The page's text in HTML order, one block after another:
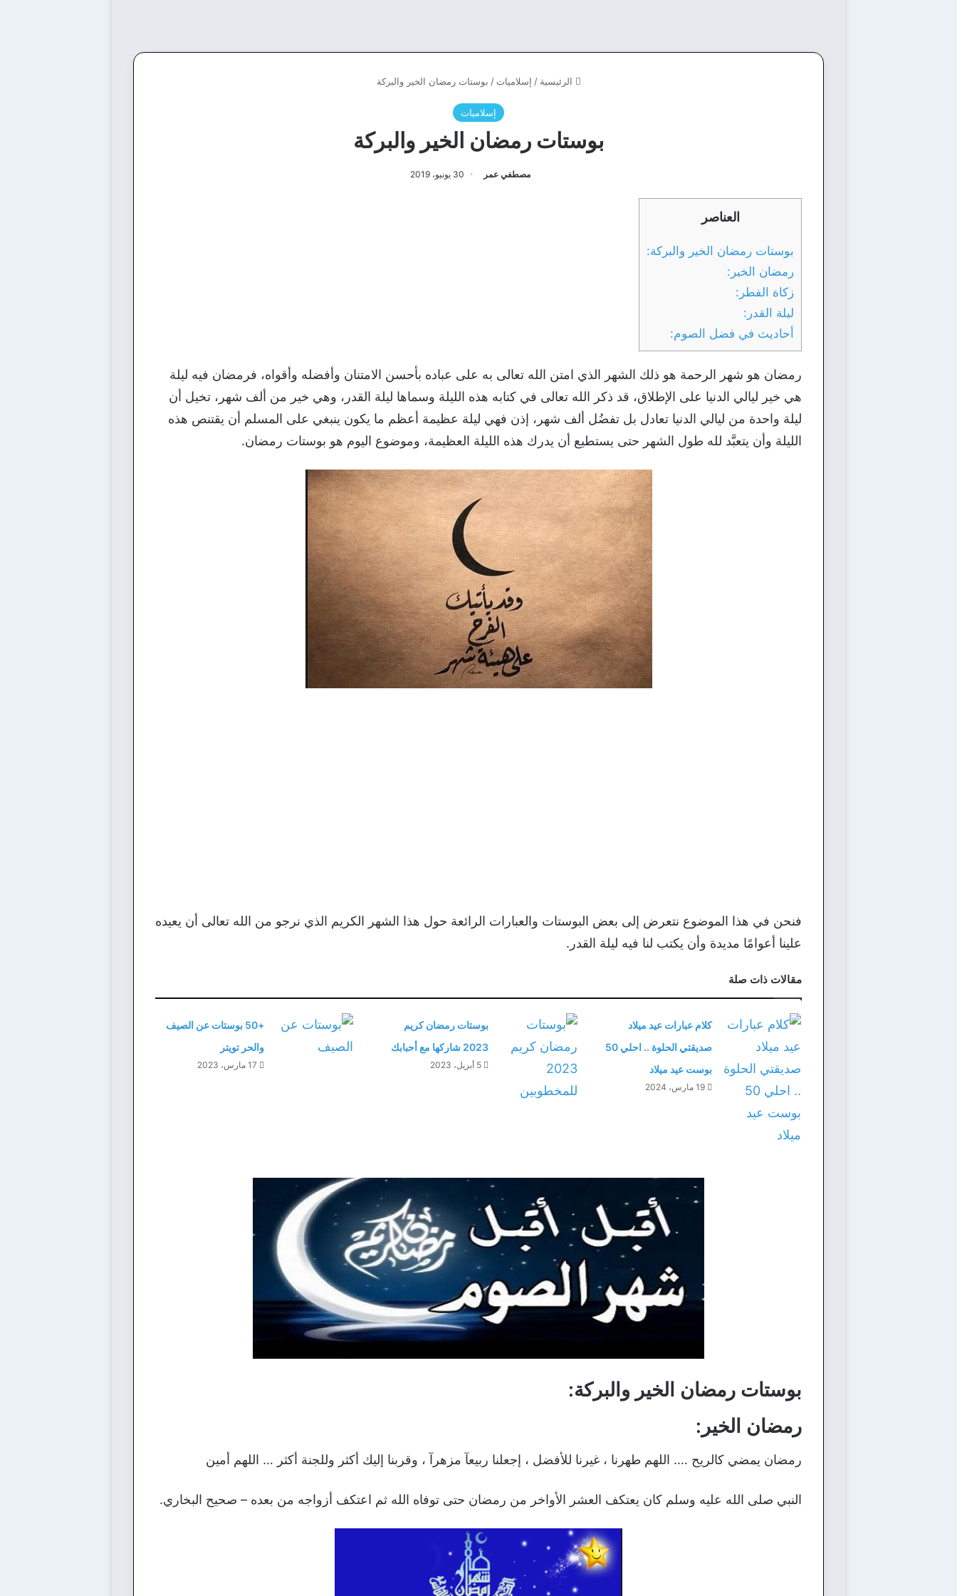
الرئيسية / إسلاميات / بوستات رمضان الخير والبركة
إسلاميات
بوستات رمضان الخير والبركة
مصطفي عمر 30 يونيو، 2019
العناصر
بوستات رمضان الخير والبركة:
رمضان الخير:
زكاة الفطر:
ليلة القدر:
أحاديث في فضل الصوم:
رمضان هو شهر الرحمة هو ذلك الشهر الذي امتن الله تعالى به على عباده بأحسن الامتنان وأفضله وأقواه، فرمضان فيه ليلة
هي خير ليالي الدنيا على الإطلاق، قد ذكر الله تعالى في كتابه هذه الليلة وسماها ليلة القدر، وهي خير من ألف شهر، تخيل أن
ليلة واحدة من ليالي الدنيا تعادل بل تفضُل ألف شهر، إذن فهي ليلة عظيمة أعظم ما يكون ينبغي على المسلم أن يقتنص هذه
الليلة وأن يتعبَّد لله طول الشهر حتى يستطيع أن يدرك هذه الليلة العظيمة، وموضوع اليوم هو بوستات رمضان.
فنحن في هذا الموضوع نتعرض إلى بعض البوستات والعبارات الرائعة حول هذا الشهر الكريم الذي نرجو من الله تعالى أن يعيده
علينا أعوامًا مديدة وأن يكتب لنا فيه ليلة القدر.
مقالات ذات صلة
كلام عبارات عيد ميلاد
صديقتي الحلوة .. احلي 50
بوست عيد ميلاد
19 مارس، 2024
بوستات رمضان كريم
2023 شاركها مع أحبابك
5 أبريل، 2023
+50 بوستات عن الصيف
والحر تويتر
17 مارس، 2023
بوستات رمضان الخير والبركة:
رمضان الخير:
رمضان يمضي كالريح …. اللهم طهرنا ، غيرنا للأفضل ، إجعلنا ربيعآ مزهرآ ، وقربنا إليك أكثر وللجنة أكثر … اللهم أمين
النبي صلى الله عليه وسلم كان يعتكف العشر الأواخر من رمضان حتى توفاه الله ثم اعتكف أزواجه من بعده – صحيح البخاري.